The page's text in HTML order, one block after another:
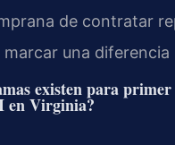
de contratar
marcar una
existen para
en Virginia?